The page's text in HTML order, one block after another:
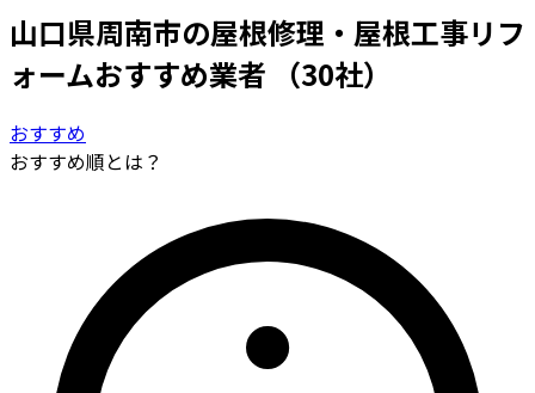
山口県周南市の屋根修理・屋根工事リフ
ォームおすすめ業者
（30社）
おすすめ
おすすめ順とは？